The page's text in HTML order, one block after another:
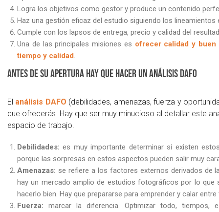
Logra los objetivos como gestor y produce un contenido
Haz una gestión eficaz del estudio siguiendo los
Cumple con los lapsos de entrega, precio y calidad del
Una de las principales misiones es ofrecer calidad y buen
tiempo y calidad.
Antes de su apertura hay que hacer un análisis DAFO
El análisis DAFO (debilidades, amenazas, fuerza y
que ofrecerás. Hay que ser muy minucioso al detallar este
espacio de trabajo.
Debilidades: es muy importante determinar si existen
porque las sorpresas en estos aspectos pueden salir muy
Amenazas: se refiere a los factores externos derivados de
hay un mercado amplio de estudios fotográficos por lo
hacerlo bien. Hay que prepararse para emprender y calar
Fuerza: marcar la diferencia. Optimizar todo,